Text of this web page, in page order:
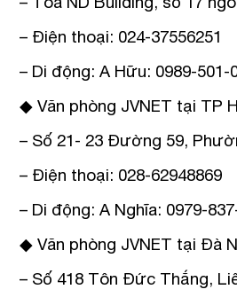
– Điện thoại: 024-37556251
– Di động: A Hữu: 0989-501-
◆ Văn phòng JVNET tại TP
– Số 21- 23 Đường 59,
– Điện thoại: 028-62948869
– Di động: A Nghĩa: 0979-
◆ Văn phòng JVNET tại Đà
– Số 418 Tôn Đức Thắng,